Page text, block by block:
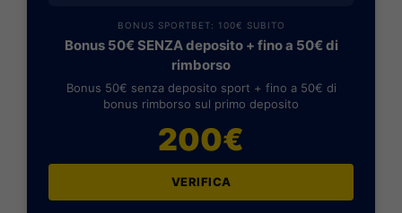
BONUS SPORTBET: 100€ SUBITO
Bonus 50€ SENZA deposito + fino a 50€ di
rimborso
Bonus 50€ senza deposito sport + fino a 50€ di
bonus rimborso sul primo deposito
200€
VERIFICA